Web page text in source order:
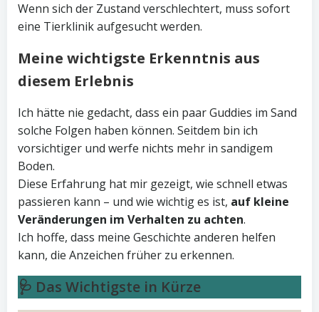
Wenn sich der Zustand verschlechtert, muss sofort
eine Tierklinik aufgesucht werden.
Meine wichtigste Erkenntnis aus
diesem Erlebnis
Ich hätte nie gedacht, dass ein paar Guddies im Sand
solche Folgen haben können. Seitdem bin ich
vorsichtiger und werfe nichts mehr in sandigem
Boden.
Diese Erfahrung hat mir gezeigt, wie schnell etwas
passieren kann – und wie wichtig es ist, auf kleine
Veränderungen im Verhalten zu achten.
Ich hoffe, dass meine Geschichte anderen helfen
kann, die Anzeichen früher zu erkennen.
🩺 Das Wichtigste in Kürze